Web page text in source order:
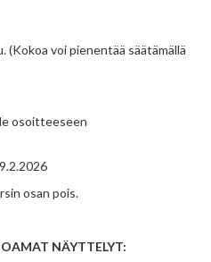
voi pienentää säätämällä
osoitteeseen
osan pois.
NÄYTTELYT: